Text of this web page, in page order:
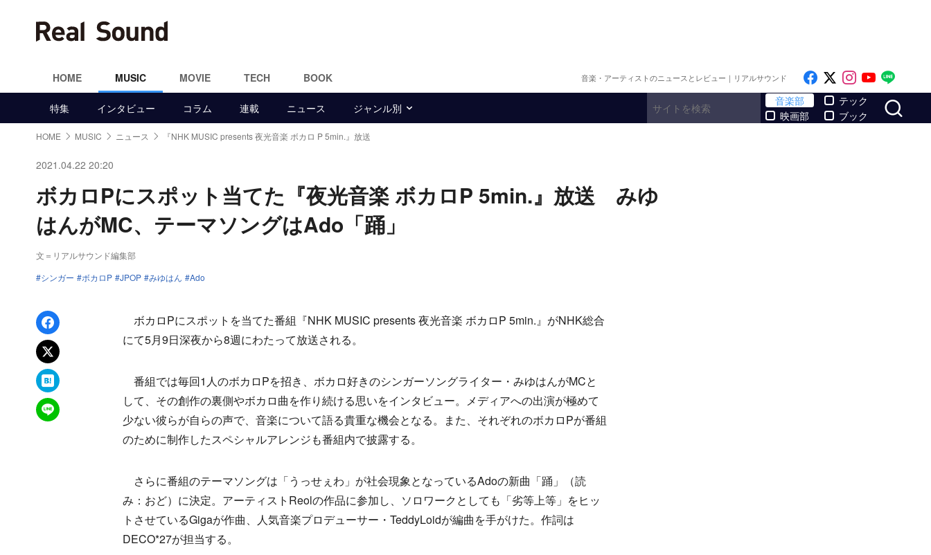
HOME MUSIC MOVIE TECH BOOK 音楽・アーティストのニュースとレビュー｜リアルサウンド Like on Facebook
Follow on x
Follow on
Follow
特集 インタビュー コラム 連載 ニュース ジャンル別
音楽部
映画部
テック
ブック
HOME MUSIC ニュース 『NHK MUSIC presents 夜光音楽 ボカロ P 5min.』放送
2021.04.22 20:20
ボカロPにスポット当てた『夜光音楽 ボカロP 5min.』放送 みゆ
はんがMC、テーマソングはAdo「踊」
文＝リアルサウンド編集部
シンガー
ボカロP JPOP みゆはん Ado
Facebookでシェア
xでポスト
はてなブックマーク
LINEで送る
ボカロPにスポットを当てた番組『NHK MUSIC presents 夜光音楽 ボカロP 5min.』がNHK総合
にて5月9日深夜から8週にわたって放送される。
番組では毎回1人のボカロPを招き、ボカロ好きのシンガーソングライター・みゆはんがMCと
して、その創作の裏側やボカロ曲を作り続ける思いをインタビュー。メディアへの出演が極めて
少ない彼らが自らの声で、音楽について語る貴重な機会となる。また、それぞれのボカロPが番組
のために制作したスペシャルアレンジも番組内で披露する。
さらに番組のテーマソングは「うっせぇわ」が社会現象となっているAdoの新曲「踊」（読
み：おど）に決定。アーティストReolの作品に参加し、ソロワークとしても「劣等上等」をヒッ
トさせているGigaが作曲、人気音楽プロデューサー・TeddyLoidが編曲を手がけた。作詞は
DECO*27が担当する。